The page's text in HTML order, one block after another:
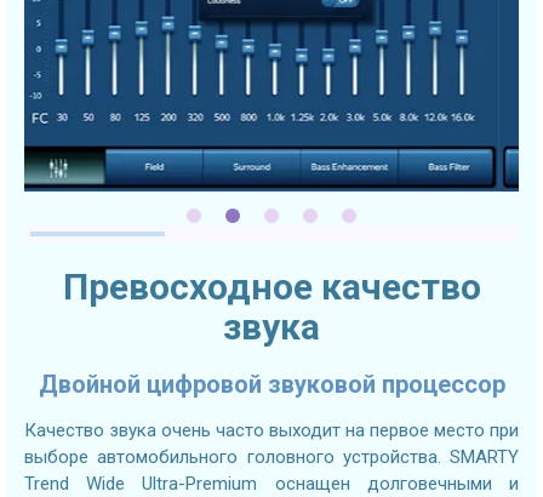
Превосходное качество
звука
Двойной цифровой звуковой процессор
Качество звука очень часто выходит на первое место при
выборе автомобильного головного устройства. SMARTY
Trend Wide Ultra-Premium оснащен долговечными и